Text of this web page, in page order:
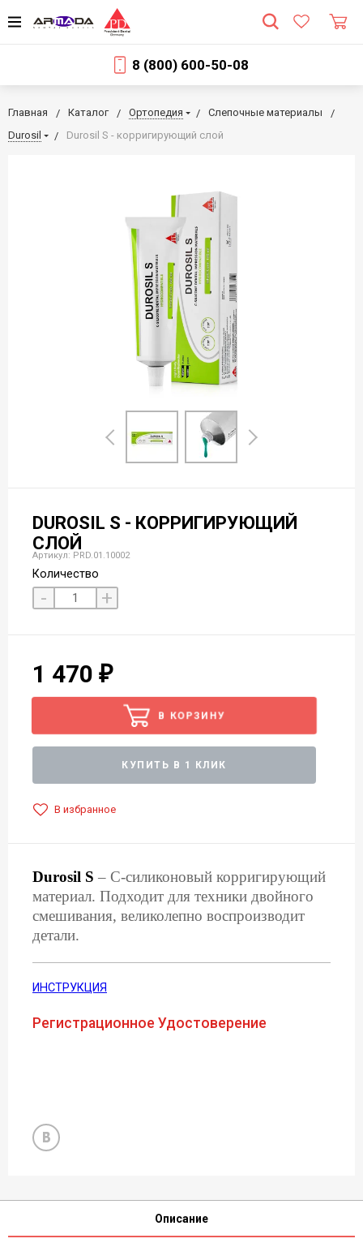
8 (800) 600-50-08
Главная Каталог Ортопедия
Слепочные материалы
Durosil
Durosil S - корригирующий слой
DUROSIL S - КОРРИГИРУЮЩИЙ
СЛОЙ
Артикул: PRD.01.10002
Количество
- +
1 470
В КОРЗИНУ
КУПИТЬ В 1 КЛИК
В избранное
Durosil S – С-силиконовый корригирующий
материал. Подходит для техники двойного
смешивания, великолепно воспроизводит
детали.
ИНСТРУКЦИЯ
Регистрационное Удостоверение
Описание